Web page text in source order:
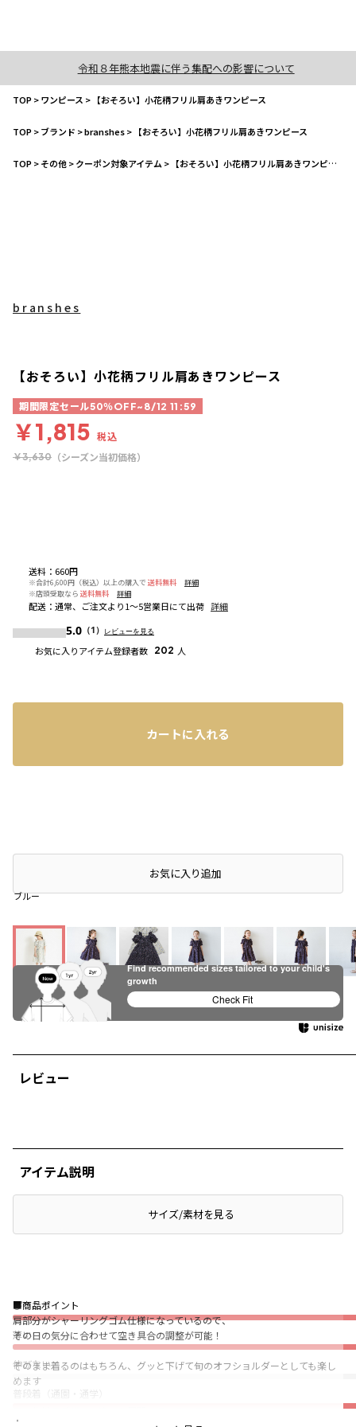
令和８年熊本地震に伴う集配への影響について
TOP>ワンピース > 【おそろい】小花柄フリル肩あきワンピース
TOP>ブランド >branshes> 【おそろい】小花柄フリル肩あきワンピース
TOP>その他>クーポン対象アイテム > 【おそろい】小花柄フリル肩あきワンピース
ブルー
ブルー ネイビーブルー
レビュー
ぴったり
薄い
伸びない
普段着（通園・通学）
★
送料 ： 660円
※合計6,600円（税込）以上の購入で 送料無料
詳細
※店頭受取なら 送料無料 詳細
配送 ： 通常、ご注文より1～5営業日にて出荷 詳細
5.0 （1） レビューを見る
お気に入りアイテム登録者数 202 人
branshes
【おそろい】小花柄フリル肩あきワンピース
期間限定セール50％OFF~8/12 11:59
￥1,815 税込
￥3,630 （シーズン当初価格）
カートに入れる
店頭在庫を確認するお気に入り追加
アイテム説明
サイズ/素材を見る
■商品ポイント
肩部分がシャーリングゴム仕様になっているので、
その日の気分に合わせて空き具合の調整が可能！
そのまま着るのはもちろん、グッと下げて旬のオフショルダーとしても楽し
めます
Find recommended sizes tailored to your child's
growth
Check Fit